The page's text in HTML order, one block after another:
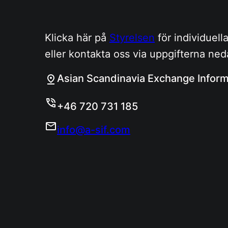
Klicka här på Styrelsen för
eller kontakta oss via uppgifterna
Asian Scandinavia Exchange
+46 720 731 185
info@a-sif.com